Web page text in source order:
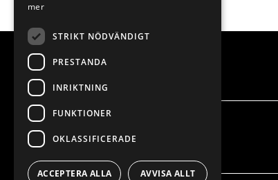
mer
STRIKT NÖDVÄNDIGT
PRESTANDA
INRIKTNING
FUNKTIONER
OKLASSIFICERADE
ACCEPTERA ALLA AVVISA ALLT